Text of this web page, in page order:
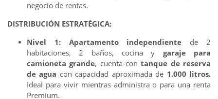
negocio de rentas.
DISTRIBUCIÓN ESTRATÉGICA:
Nivel 1:
Apartamento independiente de 2
habitaciones, 2 baños, cocina y garaje para
camioneta grande, cuenta contanque de reserva
de agua con capacidad aproximada de 1.000 litros.
Ideal para vivir mientras administra o para una renta
Premium.